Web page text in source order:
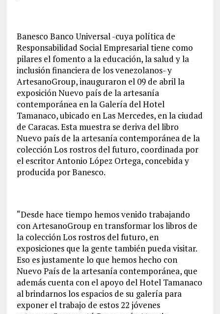
Banesco Banco Universal -cuya política de
Responsabilidad Social Empresarial tiene como
pilares el fomento a la educación, la salud y la
inclusión financiera de los venezolanos- y
ArtesanoGroup, inauguraron el 09 de abril la
exposición Nuevo país de la artesanía
contemporánea en la Galería del Hotel
Tamanaco, ubicado en Las Mercedes, en la ciudad
de Caracas. Esta muestra se deriva del libro
Nuevo país de la artesanía contemporánea de la
colección Los rostros del futuro, coordinada por
el escritor Antonio López Ortega, concebida y
producida por Banesco.
“Desde hace tiempo hemos venido trabajando
con ArtesanoGroup en transformar los libros de
la colección Los rostros del futuro, en
exposiciones que la gente también pueda visitar.
Eso es justamente lo que hemos hecho con
Nuevo País de la artesanía contemporánea, que
además cuenta con el apoyo del Hotel Tamanaco
al brindarnos los espacios de su galería para
exponer el trabajo de estos 22 jóvenes